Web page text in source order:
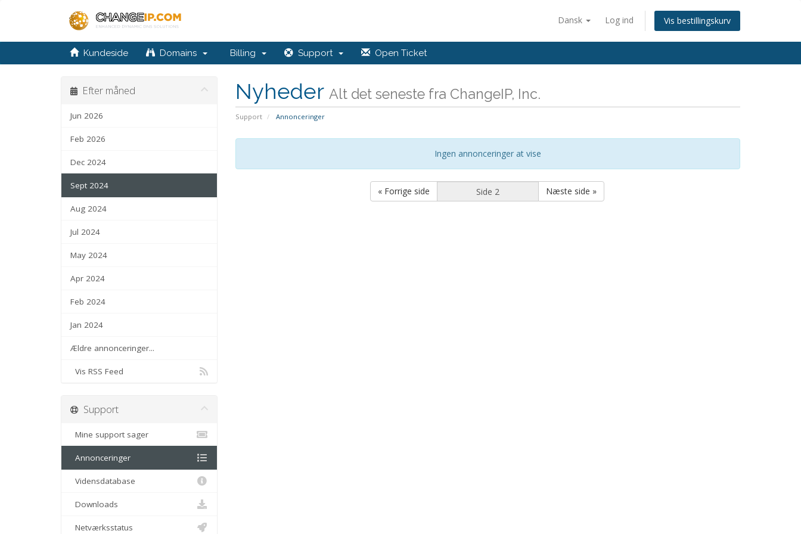
Dansk Log ind Vis bestillingskurv
Kundeside Domains Billing Support Open Ticket
Nyheder Alt det seneste fra ChangeIP, Inc.
Support Annonceringer
Efter måned
Jun 2026
Feb 2026
Dec 2024
Sept 2024
Aug 2024
Jul 2024
May 2024
Apr 2024
Feb 2024
Jan 2024
Ældre annonceringer...
Vis RSS Feed
Ingen annonceringer at vise
« Forrige side Næste side »
Support
Mine support sager
Annonceringer
Vidensdatabase
Downloads
Netværksstatus